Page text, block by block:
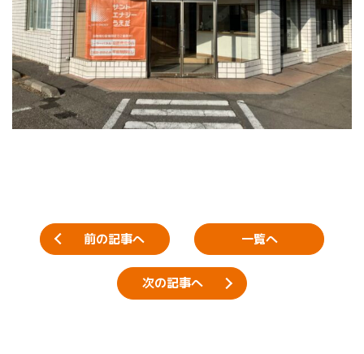
前の記事へ 一覧へ
次の記事へ